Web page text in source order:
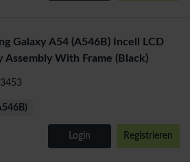
Galaxy A54 (A546B) Incell LCD
Assembly With Frame (Black)
Login Registrieren